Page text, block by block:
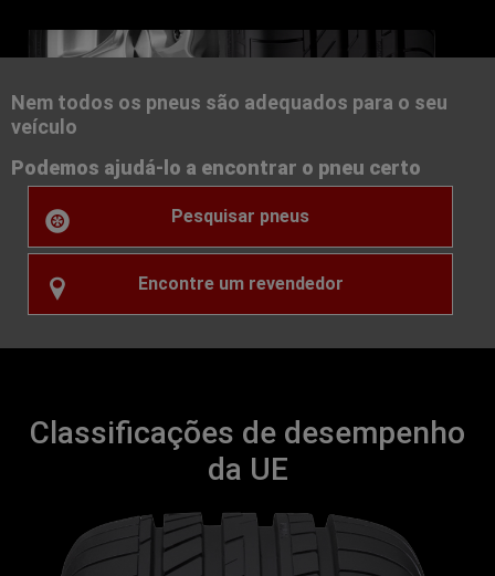
Nem todos os pneus são adequados para o seu
veículo
Podemos ajudá-lo a encontrar o pneu certo
Pesquisar pneus
Encontre um revendedor
Classificações de desempenho
da UE